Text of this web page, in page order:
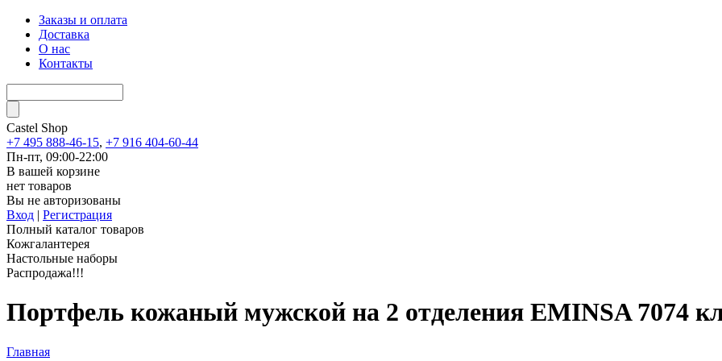
Заказы и оплата
Доставка
О нас
Контакты
Castel Shop
+7 495 888-46-15, +7 916 404-60-44
Пн-пт, 09:00-22:00
В вашей корзине
нет товаров
Вы не авторизованы
Вход | Регистрация
Полный каталог товаров
Кожгалантерея
Настольные наборы
Распродажа!!!
Портфель кожаный мужской на 2 отделения EMINSA 7074
Главная